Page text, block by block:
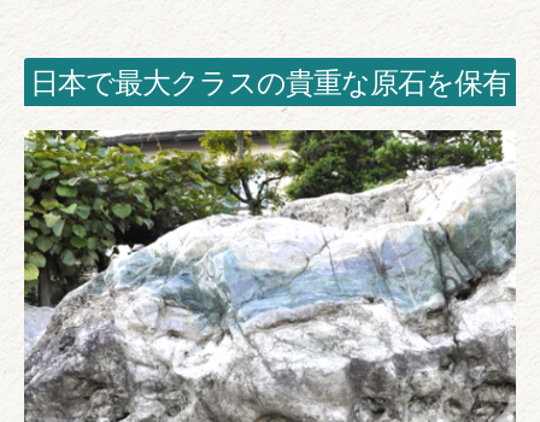
日本で最大クラスの貴重な原石を保有